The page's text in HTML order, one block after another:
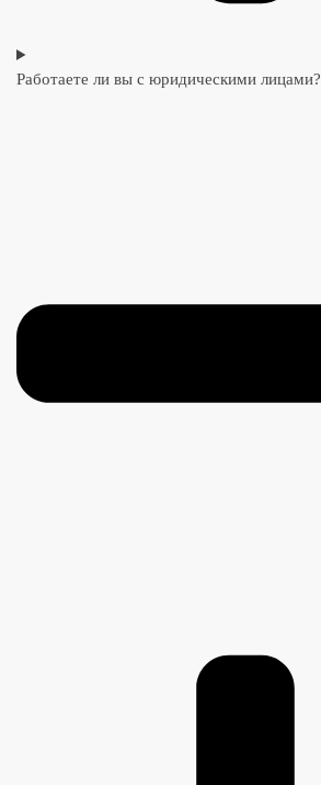
Работаете ли вы с юридическими лицами?